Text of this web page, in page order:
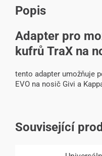
Popis
Adapter pro
kufrů TraX na
tento adapter umožňuje
EVO na nosič Givi a
Související